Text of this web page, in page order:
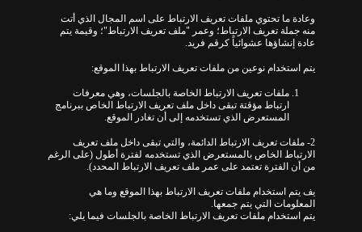
وعادة ما تحتوي ملفات تعريف الارتباط على اسم المجال الذي أتت
منه جملة تعريف الارتباط؛ وعمر "ملف تعريف الارتباط"؛ وقيمة يتم
عادة إنشاؤها عشوائياً كرقم فريد.
يتم استخدام نوعين من ملفات تعريف الارتباط بهذا الموقع:
ملفات تعريف الارتباط الخاصة بالجلسات، وهي معرفات
ارتباط مؤقتة تبقى داخل ملف تعريف الارتباط الخاص ببرنامج
المستعرض الذي تستخدمه إلى أن تغادر الموقع.
2- ملفات تعريف الارتباط الدائمة، والتي تبقى داخل ملف تعريف
الارتباط الخاص بالمستعرض الذي تستخدمه لفترة أطول (على الرغم
من أن الفترة تعتمد على عمر ملف تعريف الارتباط المحدد).
يف يتم استخدام ملفات تعريف الارتباط بهذا الموقع وما هي
المعلومات التي يتم جمعها.
يتم استخدام ملفات تعريف الارتباط الخاصة بالجلسات فيما يلي: